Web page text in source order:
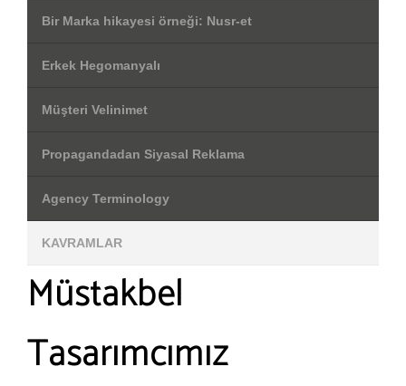
Bir Marka hikayesi örneği: Nusr-et
Erkek Hegomanyalı
Müşteri Velinimet
Propagandadan Siyasal Reklama
Agency Terminology
KAVRAMLAR
Müstakbel
Tasarımcımız